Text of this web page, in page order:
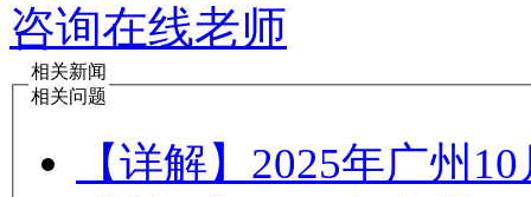
咨询在线老师
相关新闻
相关问题
【详解】2025年广州